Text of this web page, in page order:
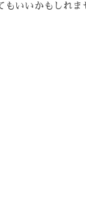
もいいかもしれ